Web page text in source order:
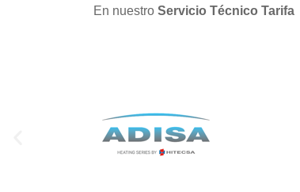
En nuestro Servicio Técnico Tarifa